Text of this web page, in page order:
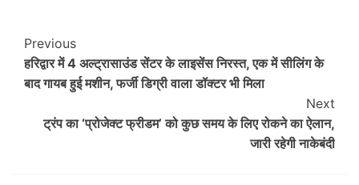
Post
Navigation
Previous
हरिद्वार में 4 अल्ट्रासाउंड सेंटर के लाइसेंस निरस्त, एक में सीलिंग के
बाद गायब हुई मशीन, फर्जी डिग्री वाला डॉक्टर भी मिला
Next
ट्रंप का ‘प्रोजेक्ट फ्रीडम’ को कुछ समय के लिए रोकने का ऐलान,
जारी रहेगी नाकेबंदी